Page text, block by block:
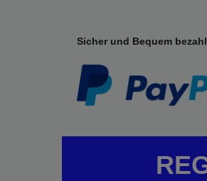
Sicher und Bequem